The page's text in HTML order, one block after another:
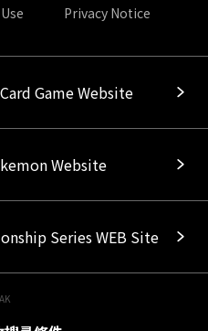
Privacy Notice
Game Website
Website
Series WEB Site
Nintendo.